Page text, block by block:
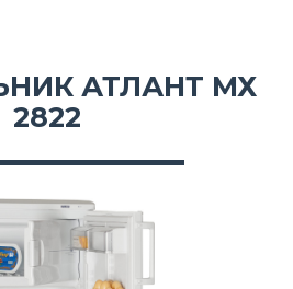
АТЛАНТ МХ
2822